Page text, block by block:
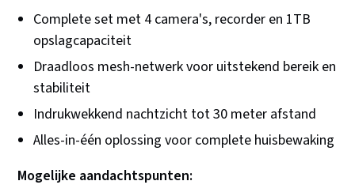
Complete set met 4 camera's, recorder en 1TB
opslagcapaciteit
Draadloos mesh-netwerk voor uitstekend bereik en
stabiliteit
Indrukwekkend nachtzicht tot 30 meter afstand
Alles-in-één oplossing voor complete huisbewaking
Mogelijke aandachtspunten: